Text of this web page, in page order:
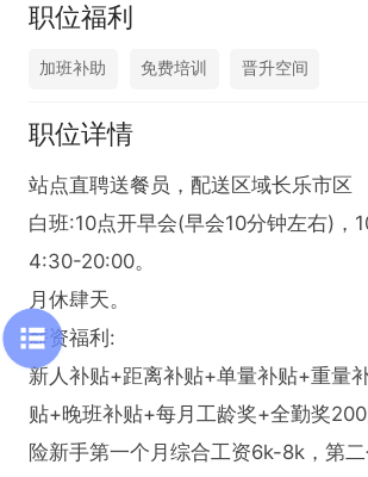
职位福利
加班补助 免费培训 晋升空间
职位详情
站点直聘送餐员，配送区域长乐市区
白班:10点开早会(早会10分钟左右)，
4:30-20:00。
月休肆天。
薪资福利:
新人补贴+距离补贴+单量补贴+重量
贴+晚班补贴+每月工龄奖+全勤奖
险新手第一个月综合工资6k-8k，第